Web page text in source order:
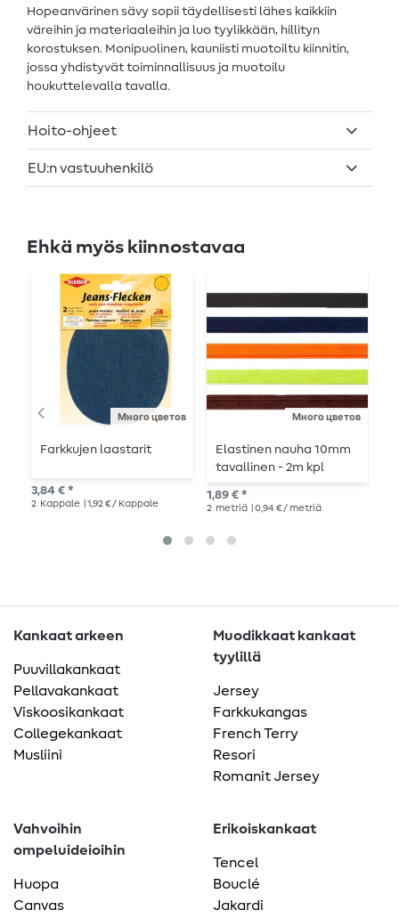
Hopeanvärinen sävy sopii täydellisesti lähes kaikkiin
väreihin ja materiaaleihin ja luo tyylikkään, hillityn
korostuksen. Monipuolinen, kauniisti muotoiltu kiinnitin,
jossa yhdistyvät toiminnallisuus ja muotoilu
houkuttelevalla tavalla.
Hoito-ohjeet
EU:n vastuuhenkilö
Ehkä myös kiinnostavaa
Много цветов
Farkkujen laastarit
3,84 € *
2 Kappale | 1,92 € / Kappale
Много цветов
Elastinen nauha 10mm
tavallinen - 2m kpl
1,89 € *
2 metriä | 0,94 € / metriä
Kankaat arkeen
Puuvillakankaat
Pellavakankaat
Viskoosikankaat
Collegekankaat
Musliini
Muodikkaat kankaat
tyylillä
Jersey
Farkkukangas
French Terry
Resori
Romanit Jersey
Vahvoihin
ompeluideioihin
Huopa
Canvas
Erikoiskankaat
Tencel
Bouclé
Jakardi